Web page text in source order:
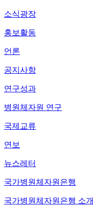
소식광장
홍보활동
언론
공지사항
연구성과
병원체자원 연구
국제교류
연보
뉴스레터
국가병원체자원은행
국가병원체자원은행 소개